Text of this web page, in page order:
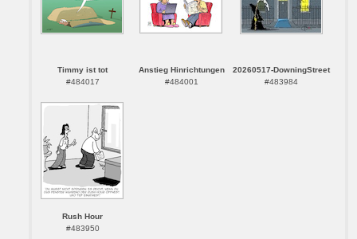
Timmy ist tot
#484017
Anstieg Hinrichtungen
#484001
20260517-DowningStreet
#483984
Rush Hour
#483950